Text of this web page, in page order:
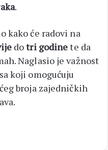
.
kako će radovi na
dotri godinete da
Naglasio je važnost
koji omogućuju
broja zajedničkih